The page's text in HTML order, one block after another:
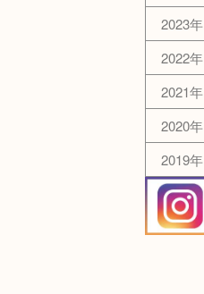
2023年
2022年
2021年
2020年
2019年